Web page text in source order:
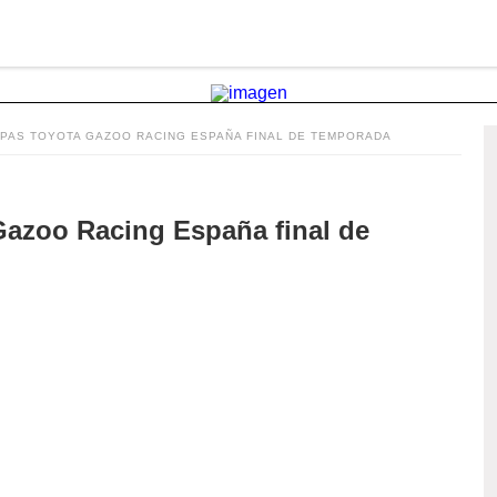
TOYOTA GAZOO RACING ESPAÑA FINAL DE TEMPORADA
Racing España final de